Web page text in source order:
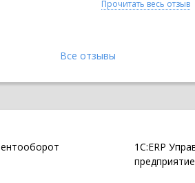
Прочитать весь отзыв
Все отзывы
1С:ERP